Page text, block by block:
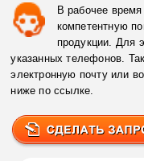
В рабочее
компетентную
продукции. Для
указанных телефонов.
электронную почту или
ниже по ссылке.